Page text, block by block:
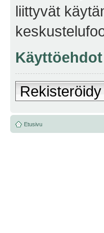
liittyvät
Käyttöehdot
Rekisteröidy
Etusivu